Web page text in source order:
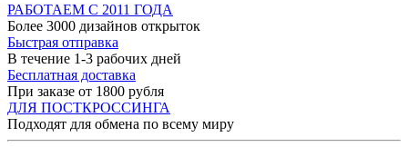
РАБОТАЕМ С 2011 ГОДА
Более 3000 дизайнов открыток
Быстрая отправка
В течение 1-3 рабочих дней
Бесплатная доставка
При заказе от 1800 рубля
ДЛЯ ПОСТКРОССИНГА
Подходят для обмена по всему миру